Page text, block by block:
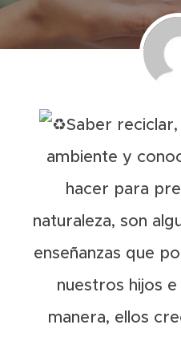
Saber
ambiente y
hacer para
naturaleza, son
enseñanzas que
nuestros hijos e
manera, ellos